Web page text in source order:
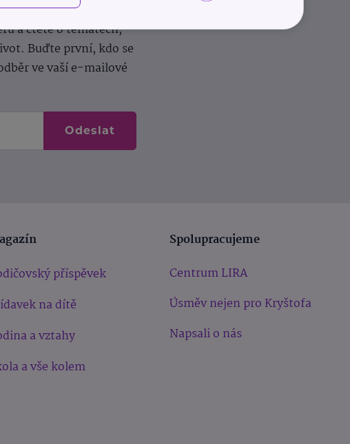
i sdílení zkušeností.
a čtěte o tématech,
Buďte první, kdo se
ve vaší e-mailové
Odeslat
příspěvek
na dítě
a vztahy
a vše kolem
Spolupracujeme
Centrum LIRA
Úsměv nejen pro Kryštofa
Napsali o nás